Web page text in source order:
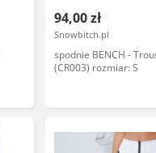
94,00 zł
Snowbitch.pl
spodnie BENCH -
(CR003) rozmiar: S